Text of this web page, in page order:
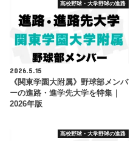
高校野球・大学野球の進路
2026.5.15
《関東学園大附属》野球部メンバ
ーの進路・進学先大学を特集｜
2026年版
高校野球・大学野球の進路